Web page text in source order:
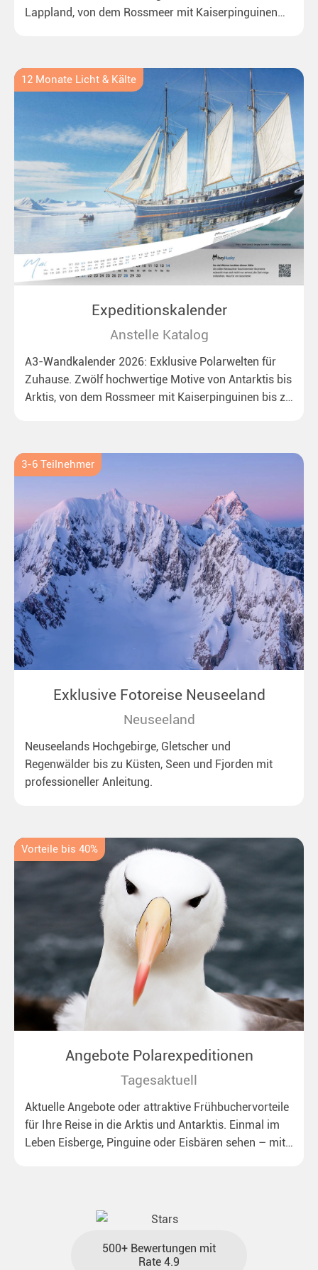
Lappland, von dem Rossmeer mit Kaiserpinguinen
12 Monate Licht & Kälte
Expeditionskalender
Anstelle Katalog
A3-Wandkalender 2026: Exklusive Polarwelten für
Zuhause. Zwölf hochwertige Motive von Antarktis bis
Arktis, von dem Rossmeer mit Kaiserpinguinen bis zu
3-6 Teilnehmer
Exklusive Fotoreise Neuseeland
Neuseeland
Neuseelands Hochgebirge, Gletscher und
Regenwälder bis zu Küsten, Seen und Fjorden mit
professioneller Anleitung.
Vorteile bis 40%
Angebote Polarexpeditionen
Tagesaktuell
Aktuelle Angebote oder attraktive Frühbuchervorteile
für Ihre Reise in die Arktis und Antarktis. Einmal im
Leben Eisberge, Pinguine oder Eisbären sehen – mit
500+ Bewertungen mit
Rate 4.9